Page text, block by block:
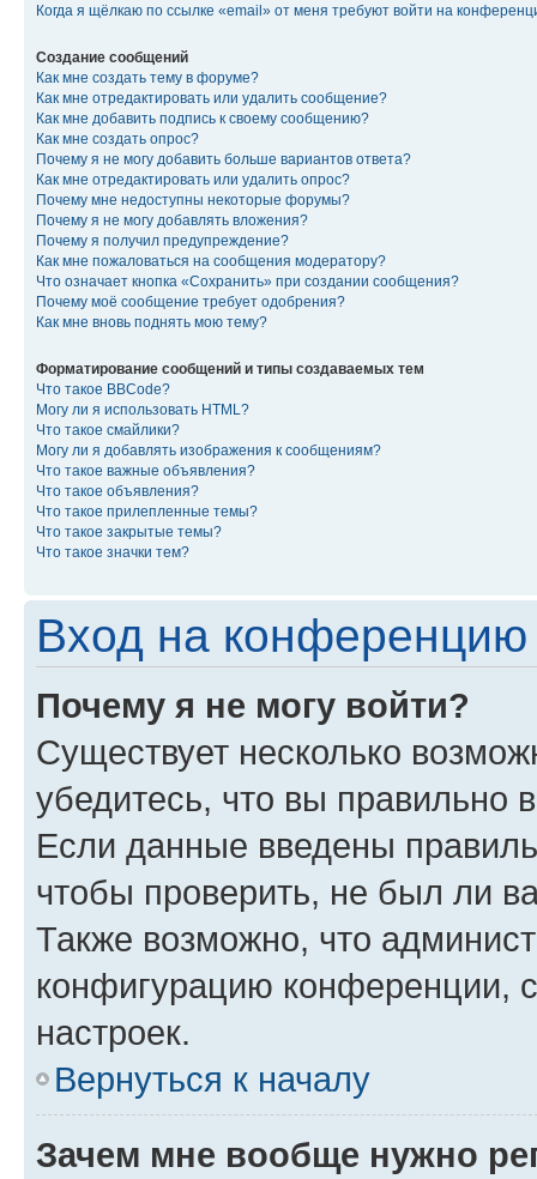
Когда я щёлкаю по ссылке «email» от меня требуют войти на
Создание сообщений
Как мне создать тему в форуме?
Как мне отредактировать или удалить сообщение?
Как мне добавить подпись к своему сообщению?
Как мне создать опрос?
Почему я не могу добавить больше вариантов ответа?
Как мне отредактировать или удалить опрос?
Почему мне недоступны некоторые форумы?
Почему я не могу добавлять вложения?
Почему я получил предупреждение?
Как мне пожаловаться на сообщения модератору?
Что означает кнопка «Сохранить» при создании сообщения?
Почему моё сообщение требует одобрения?
Как мне вновь поднять мою тему?
Форматирование сообщений и типы создаваемых тем
Что такое BBCode?
Могу ли я использовать HTML?
Что такое смайлики?
Могу ли я добавлять изображения к сообщениям?
Что такое важные объявления?
Что такое объявления?
Что такое прилепленные темы?
Что такое закрытые темы?
Что такое значки тем?
Вход на конференцию
Почему я не могу войти?
Существует несколько
убедитесь, что вы правильно
Если данные введены
чтобы проверить, не был ли
Также возможно, что
конфигурацию конференции,
настроек.
Вернуться к началу
Зачем мне вообще нужно